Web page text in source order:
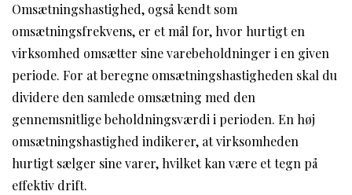
Omsætningshastighed, også kendt som
omsætningsfrekvens, er et mål for, hvor hurtigt en
virksomhed omsætter sine varebeholdninger i en given
periode. For at beregne omsætningshastigheden skal du
dividere den samlede omsætning med den
gennemsnitlige beholdningsværdi i perioden. En høj
omsætningshastighed indikerer, at virksomheden
hurtigt sælger sine varer, hvilket kan være et tegn på
effektiv drift.